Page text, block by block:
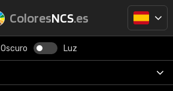
ColoresNCS.es
Oscuro Luz